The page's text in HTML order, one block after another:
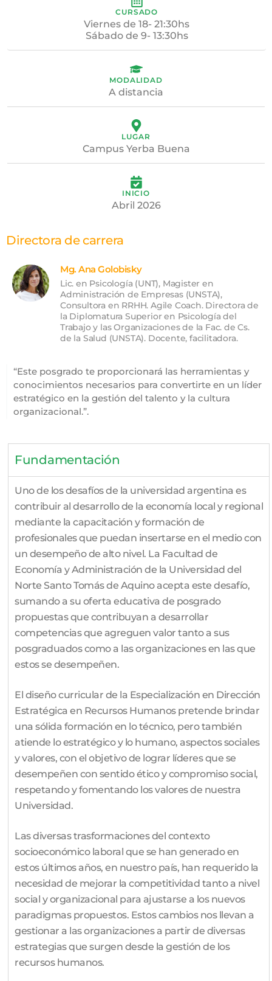
CURSADO
Viernes de 18- 21:30hs
Sábado de 9- 13:30hs
MODALIDAD
A distancia
LUGAR
Campus Yerba Buena
INICIO
Abril 2026
Directora de carrera
Mg. Ana Golobisky
Lic. en Psicología (UNT), Magister en
Administración de Empresas (UNSTA),
Consultora en RRHH. Agile Coach. Directora de
la Diplomatura Superior en Psicología del
Trabajo y las Organizaciones de la Fac. de Cs.
de la Salud (UNSTA). Docente, facilitadora.
“Este posgrado te proporcionará las herramientas y
conocimientos necesarios para convertirte en un líder
estratégico en la gestión del talento y la cultura
organizacional.”.
Fundamentación
Uno de los desafíos de la universidad argentina es
contribuir al desarrollo de la economía local y regional
mediante la capacitación y formación de
profesionales que puedan insertarse en el medio con
un desempeño de alto nivel. La Facultad de
Economía y Administración de la Universidad del
Norte Santo Tomás de Aquino acepta este desafío,
sumando a su oferta educativa de posgrado
propuestas que contribuyan a desarrollar
competencias que agreguen valor tanto a sus
posgraduados como a las organizaciones en las que
estos se desempeñen.
El diseño curricular de la Especialización en Dirección
Estratégica en Recursos Humanos pretende brindar
una sólida formación en lo técnico, pero también
atiende lo estratégico y lo humano, aspectos sociales
y valores, con el objetivo de lograr líderes que se
desempeñen con sentido ético y compromiso social,
respetando y fomentando los valores de nuestra
Universidad.
Las diversas trasformaciones del contexto
socioeconómico laboral que se han generado en
estos últimos años, en nuestro país, han requerido la
necesidad de mejorar la competitividad tanto a nivel
social y organizacional para ajustarse a los nuevos
paradigmas propuestos. Estos cambios nos llevan a
gestionar a las organizaciones a partir de diversas
estrategias que surgen desde la gestión de los
recursos humanos.